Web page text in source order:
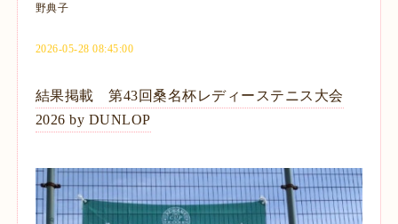
野典子
2026-05-28 08:45:00
結果掲載 第43回桑名杯レディーステニス大会
2026 by DUNLOP